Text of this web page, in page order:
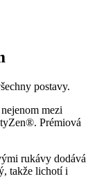
postavy.
mezi
Prémiová
rukávy dodává
takže lichotí i